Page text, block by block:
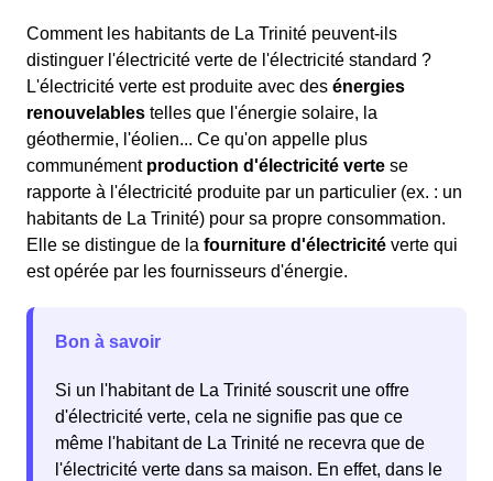
Comment les habitants de La Trinité peuvent-ils
distinguer l'électricité verte de l'électricité standard ?
L'électricité verte est produite avec des énergies
renouvelables telles que l'énergie solaire, la
géothermie, l'éolien... Ce qu'on appelle plus
communément production d'électricité verte se
rapporte à l'électricité produite par un particulier (ex. : un
habitants de La Trinité) pour sa propre consommation.
Elle se distingue de la fourniture d'électricité verte qui
est opérée par les fournisseurs d'énergie.
Bon à savoir
Si un l'habitant de La Trinité souscrit une offre
d'électricité verte, cela ne signifie pas que ce
même l'habitant de La Trinité ne recevra que de
l'électricité verte dans sa maison. En effet, dans le